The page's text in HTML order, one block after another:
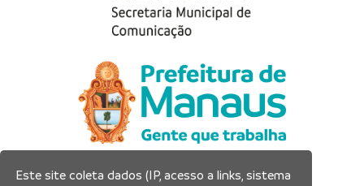
Este site coleta dados (IP, acesso a links, sistema